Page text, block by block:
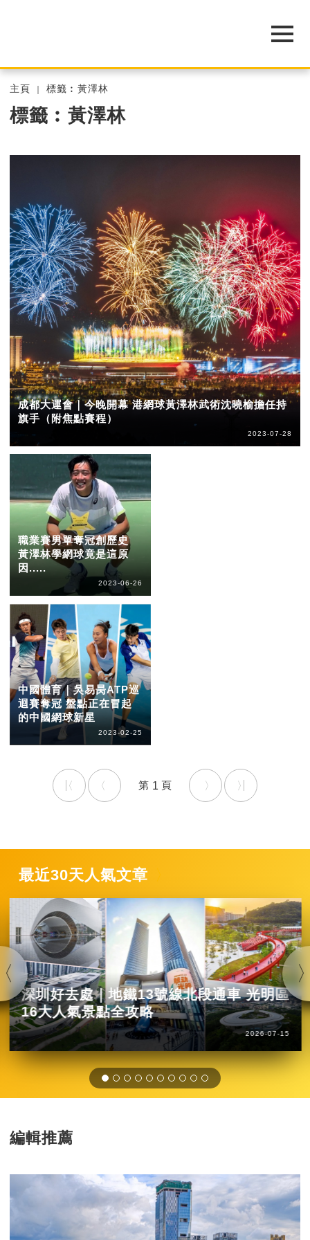
主頁 標籤︰黃澤林
標籤︰黃澤林
成都大運會｜今晚開幕 港網球黃澤林武術沈曉榆擔任持
旗手（附焦點賽程）
2023-07-28
職業賽男單奪冠創歷史
黃澤林學網球竟是這原
因.....
2023-06-26
中國體育｜吳易昺ATP巡
迴賽奪冠 盤點正在冒起
的中國網球新星
2023-02-25
1
最近30天人氣文章
深圳好去處｜地鐵13號線北段通車 光明區
16大人氣景點全攻略
2026-07-15
編輯推薦